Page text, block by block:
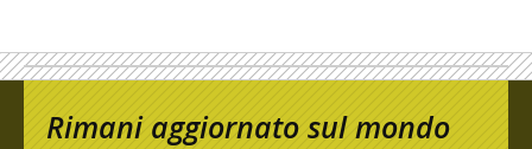
Rimani aggiornato sul mondo